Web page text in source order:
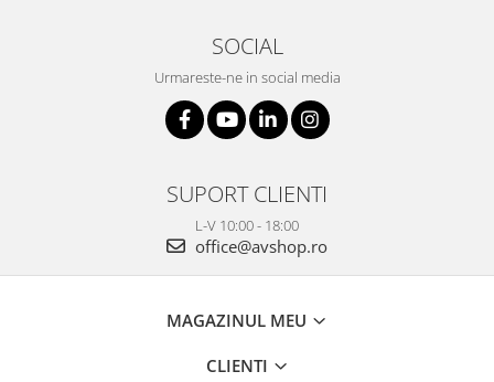
SOCIAL
Urmareste-ne in social media
SUPORT CLIENTI
L-V 10:00 - 18:00
office@avshop.ro
MAGAZINUL MEU
CLIENTI